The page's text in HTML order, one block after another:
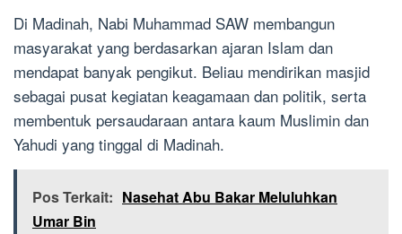
Di Madinah, Nabi Muhammad SAW membangun
masyarakat yang berdasarkan ajaran Islam dan
mendapat banyak pengikut. Beliau mendirikan masjid
sebagai pusat kegiatan keagamaan dan politik, serta
membentuk persaudaraan antara kaum Muslimin dan
Yahudi yang tinggal di Madinah.
Pos Terkait: Nasehat Abu Bakar Meluluhkan
Umar Bin